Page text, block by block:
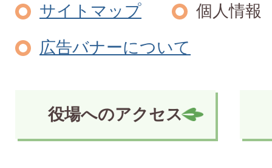
サイトマップ
個人情報
広告バナーについて
役場へのアクセス